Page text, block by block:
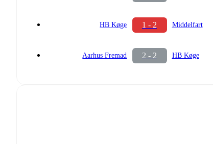
HB Køge 1 - 2 Middelfart
Aarhus Fremad 2 - 2 HB Køge